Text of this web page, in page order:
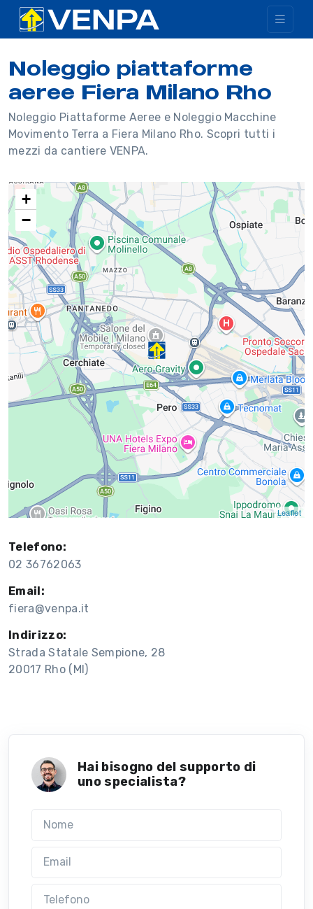
Noleggio piattaforme
aeree Fiera Milano Rho
Noleggio Piattaforme Aeree e Noleggio Macchine
Movimento Terra a Fiera Milano Rho. Scopri tutti i
mezzi da cantiere VENPA.
+
−
Leaflet
Telefono:
02 36762063
Email:
fiera@venpa.it
Indirizzo:
Strada Statale Sempione, 28
20017 Rho (MI)
Hai bisogno del supporto di
uno specialista?